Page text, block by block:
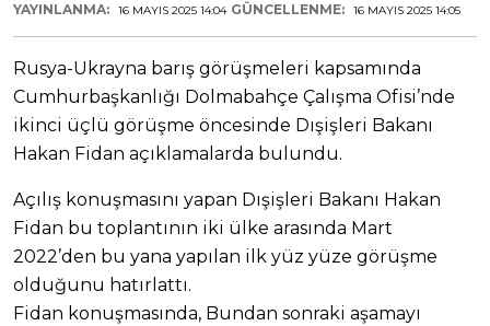
YAYINLANMA: 16 MAYIS 2025 14:04 GÜNCELLENME: 16 MAYIS 2025 14:05
Rusya-Ukrayna barış görüşmeleri kapsamında
Cumhurbaşkanlığı Dolmabahçe Çalışma Ofisi’nde
ikinci üçlü görüşme öncesinde Dışişleri Bakanı
Hakan Fidan açıklamalarda bulundu.
Açılış konuşmasını yapan Dışişleri Bakanı Hakan
Fidan bu toplantının iki ülke arasında Mart
2022’den bu yana yapılan ilk yüz yüze görüşme
olduğunu hatırlattı.
Fidan konuşmasında, Bundan sonraki aşamayı